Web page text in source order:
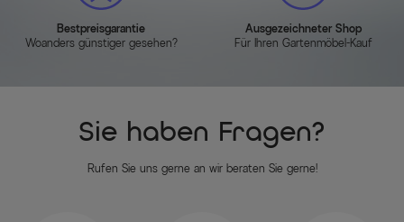
Bestpreisgarantie
Woanders günstiger gesehen?
Ausgezeichneter Shop
Für Ihren Gartenmöbel-Kauf
Sie haben Fragen?
Rufen Sie uns gerne an wir beraten Sie gerne!